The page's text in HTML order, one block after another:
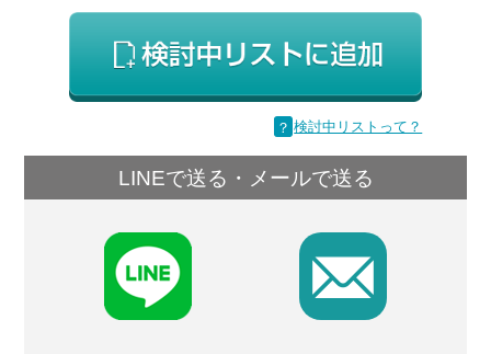
？ 検討中リストって？
LINEで送る・メールで送る
F